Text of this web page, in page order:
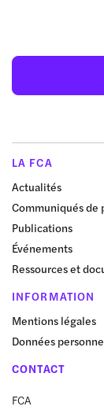
LA FCA
Actualités
Communiqués de
Publications
Événements
Ressources et
INFORMATION
Mentions légales
Données
CONTACT
FCA